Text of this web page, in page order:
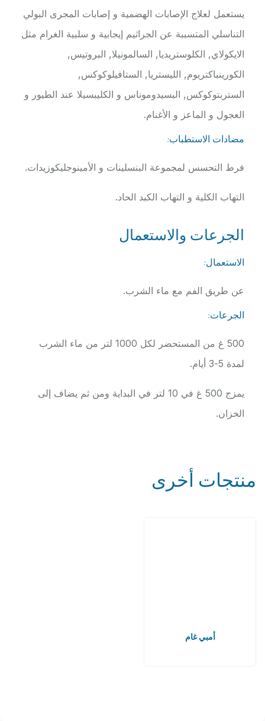
يستعمل لعلاج الإصابات الهضمية و إصابات المجرى البولي
التناسلي المتسببة عن الجراثيم إيجابية و سلبية الغرام مثل
الايكولاي, الكلوستريديا, السالمونيلا, البروتيس,
الكورينباكتريوم, الليستريا, الستافيلوكوكس,
الستربتوكوكس, البسيدوموناس و الكليبسيلا عند الطيور و
العجول و الماعز و الأغنام.
مضادات الاستطباب:
فرط التحسس لمجموعة البنسلينات و الأمينوجليكوزيدات.
التهاب الكلية و التهاب الكبد الحاد.
الجرعات والاستعمال
الاستعمال:
عن طريق الفم مع ماء الشرب.
الجرعات:
500 غ من المستحضر لكل 1000 لتر من ماء الشرب
لمدة 5-3 أيام.
يمزج 500 غ في 10 لتر في البداية ومن ثم يضاف إلى
الخزان.
منتجات أخرى
أمبي غام